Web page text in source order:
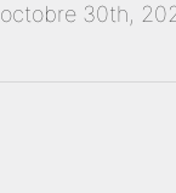
octobre 30th,